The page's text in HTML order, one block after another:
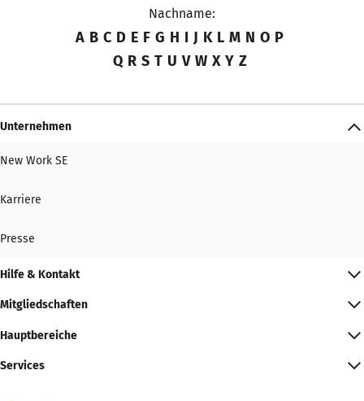
Nachname:
A B C D E F G H I J K L M N O P
Q R S T U V W X Y Z
Unternehmen
New Work SE
Karriere
Presse
Hilfe & Kontakt
Mitgliedschaften
Hauptbereiche
Services